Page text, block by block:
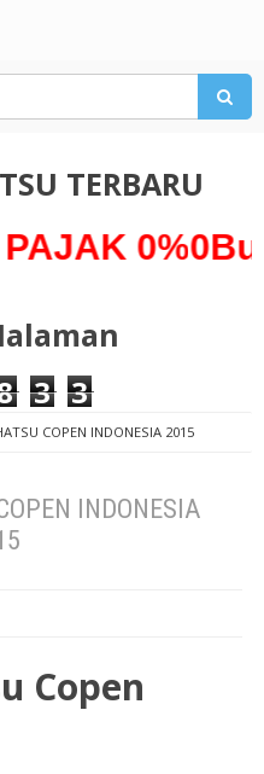
TERBARU
3 3
COPEN INDONESIA 2015
INDONESIA
Copen